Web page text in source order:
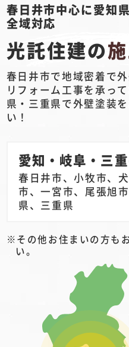
春日井市中心に愛知
全域対応
光託住建の
春日井市で地域密着で
リフォーム工事を承っ
県・三重県で外壁塗装
い！
愛知・岐阜・三
春日井市、小牧市、
市、一宮市、尾張旭
県、三重県
その他お住まいの方も
い。